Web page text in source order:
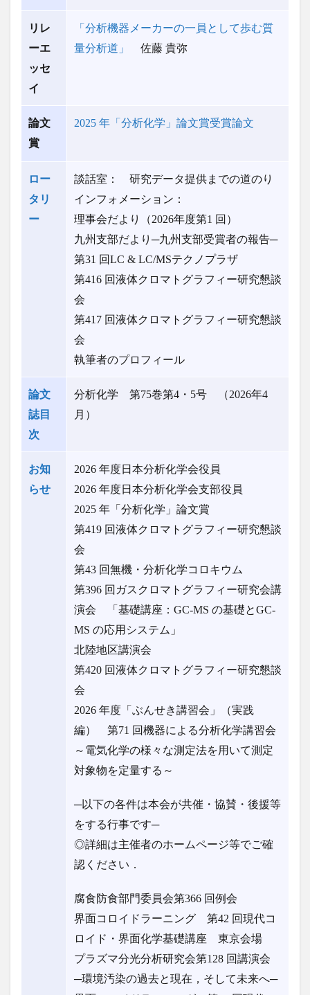
リレ
ーエ
ッセ
イ
「分析機器メーカーの一員として歩む質
量分析道」
佐藤 貴弥
論文
賞
2025 年「分析化学」論文賞受賞論文
ロー
タリ
ー
談話室： 研究データ提供までの道のり
インフォメーション：
理事会だより（2026年度第1 回）
九州支部だより─九州支部受賞者の報告─
第31 回LC & LC/MSテクノプラザ
第416 回液体クロマトグラフィー研究懇談
会
第417 回液体クロマトグラフィー研究懇談
会
執筆者のプロフィール
論文
誌目
次
分析化学 第75巻第4・5号 （2026年4
月）
お知
らせ
2026 年度日本分析化学会役員
2026 年度日本分析化学会支部役員
2025 年「分析化学」論文賞
第419 回液体クロマトグラフィー研究懇談
会
第43 回無機・分析化学コロキウム
第396 回ガスクロマトグラフィー研究会講
演会 「基礎講座：GC-MS の基礎とGC-
MS の応用システム」
北陸地区講演会
第420 回液体クロマトグラフィー研究懇談
会
2026 年度「ぶんせき講習会」（実践
編） 第71 回機器による分析化学講習会
～電気化学の様々な測定法を用いて測定
対象物を定量する～
─以下の各件は本会が共催・協賛・後援等
をする行事です─
◎詳細は主催者のホームページ等でご確
認ください．
腐食防食部門委員会第366 回例会
界面コロイドラーニング 第42 回現代コ
ロイド・界面化学基礎講座 東京会場
プラズマ分光分析研究会第128 回講演会
─環境汚染の過去と現在，そして未来へ─